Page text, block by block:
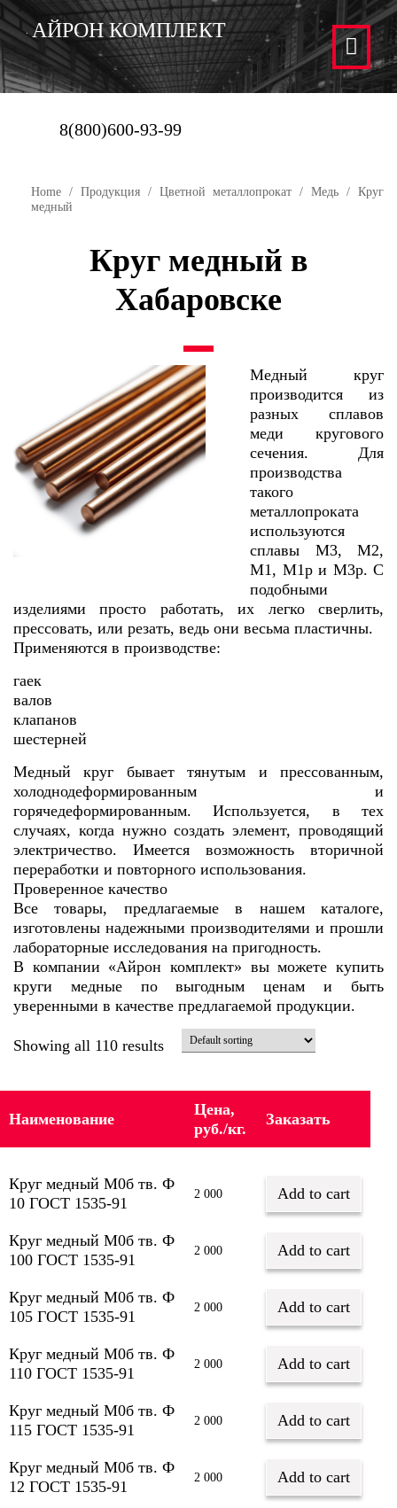
АЙРОН КОМПЛЕКТ
8(800)600-93-99
Home / Продукция/ Цветной металлопрокат /Медь / Круг
медный
Круг медный в
Хабаровске
Медный круг
производится из
разных сплавов
меди кругового
сечения. Для
производства
такого
металлопроката
используются
сплавы М3, М2,
М1, М1р и М3р. С
подобными
изделиями просто работать, их легко сверлить,
прессовать, или резать, ведь они весьма пластичны.
Применяются в производстве:
гаек
валов
клапанов
шестерней
Медный круг бывает тянутым и прессованным,
холоднодеформированным и
горячедеформированным. Используется, в тех
случаях, когда нужно создать элемент, проводящий
электричество. Имеется возможность вторичной
переработки и повторного использования.
Проверенное качество
Все товары, предлагаемые в нашем каталоге,
изготовлены надежными производителями и прошли
лабораторные исследования на пригодность.
В компании «Айрон комплект» вы можете купить
круги медные по выгодным ценам и быть
уверенными в качестве предлагаемой продукции.
Showing all 110 results
Наименование
Цена,
руб./кг.
Заказать
Круг медный М0б тв. Ф
10 ГОСТ 1535-91
2 000 Add to cart
Круг медный М0б тв. Ф
100 ГОСТ 1535-91
2 000 Add to cart
Круг медный М0б тв. Ф
105 ГОСТ 1535-91
2 000 Add to cart
Круг медный М0б тв. Ф
110 ГОСТ 1535-91
2 000 Add to cart
Круг медный М0б тв. Ф
115 ГОСТ 1535-91
2 000 Add to cart
Круг медный М0б тв. Ф
12 ГОСТ 1535-91
2 000 Add to cart